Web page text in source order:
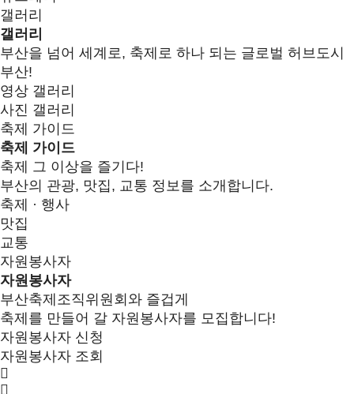
갤러리
갤러리
부산을 넘어 세계로, 축제로 하나 되는 글로벌 허브도시
부산!
영상 갤러리
사진 갤러리
축제 가이드
축제 가이드
축제 그 이상을 즐기다!
부산의 관광, 맛집, 교통 정보를 소개합니다.
축제 · 행사
맛집
교통
자원봉사자
자원봉사자
부산축제조직위원회와 즐겁게
축제를 만들어 갈 자원봉사자를 모집합니다!
자원봉사자 신청
자원봉사자 조회